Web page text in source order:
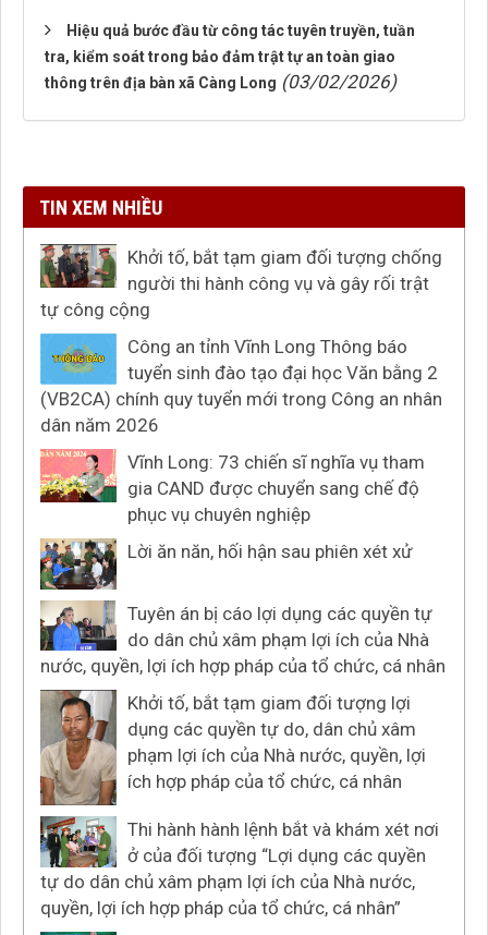
Hiệu quả bước đầu từ công tác tuyên truyền, tuần
tra, kiểm soát trong bảo đảm trật tự an toàn giao
thông trên địa bàn xã Càng Long (03/02/2026)
TIN XEM NHIỀU
Khởi tố, bắt tạm giam đối tượng chống
người thi hành công vụ và gây rối trật
tự công cộng
Công an tỉnh Vĩnh Long Thông báo
tuyển sinh đào tạo đại học Văn bằng 2
(VB2CA) chính quy tuyển mới trong Công an nhân
dân năm 2026
Vĩnh Long: 73 chiến sĩ nghĩa vụ tham
gia CAND được chuyển sang chế độ
phục vụ chuyên nghiệp
Lời ăn năn, hối hận sau phiên xét xử
Tuyên án bị cáo lợi dụng các quyền tự
do dân chủ xâm phạm lợi ích của Nhà
nước, quyền, lợi ích hợp pháp của tổ chức, cá nhân
Khởi tố, bắt tạm giam đối tượng lợi
dụng các quyền tự do, dân chủ xâm
phạm lợi ích của Nhà nước, quyền, lợi
ích hợp pháp của tổ chức, cá nhân
Thi hành hành lệnh bắt và khám xét nơi
ở của đối tượng “Lợi dụng các quyền
tự do dân chủ xâm phạm lợi ích của Nhà nước,
quyền, lợi ích hợp pháp của tổ chức, cá nhân”